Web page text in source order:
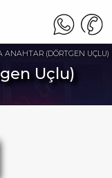
ANAHTAR (DÖRTGEN UÇLU)
Uçlu)